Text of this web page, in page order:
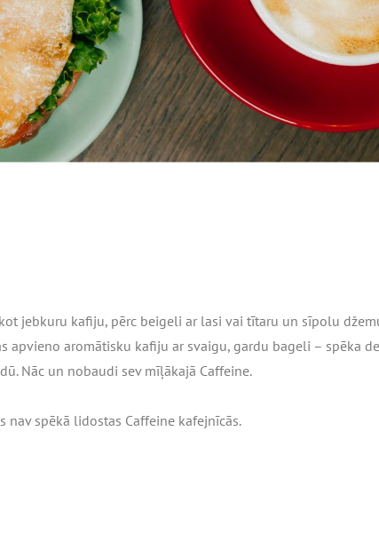
jebkuru kafiju, pērc beigeli ar lasi vai tītaru un sīpolu
apvieno aromātisku kafiju ar svaigu, gardu bageli – spēka
Nāc un nobaudi sev mīļākajā Caffeine.
nav spēkā lidostas Caffeine kafejnīcās.